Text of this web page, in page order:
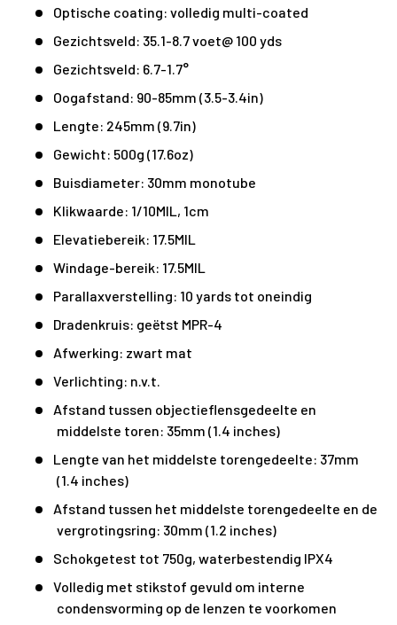
Optische coating: volledig multi-coated
Gezichtsveld: 35.1-8.7 voet@ 100 yds
Gezichtsveld: 6.7-1.7°
Oogafstand: 90-85mm (3.5-3.4in)
Lengte: 245mm (9.7in)
Gewicht: 500g (17.6oz)
Buisdiameter: 30mm monotube
Klikwaarde: 1/10MIL, 1cm
Elevatiebereik: 17.5MIL
Windage-bereik: 17.5MIL
Parallaxverstelling: 10 yards tot oneindig
Dradenkruis: geëtst MPR-4
Afwerking: zwart mat
Verlichting: n.v.t.
Afstand tussen objectieflensgedeelte en
middelste toren: 35mm (1.4 inches)
Lengte van het middelste torengedeelte: 37mm
(1.4 inches)
Afstand tussen het middelste torengedeelte en de
vergrotingsring: 30mm (1.2 inches)
Schokgetest tot 750g, waterbestendig IPX4
Volledig met stikstof gevuld om interne
condensvorming op de lenzen te voorkomen